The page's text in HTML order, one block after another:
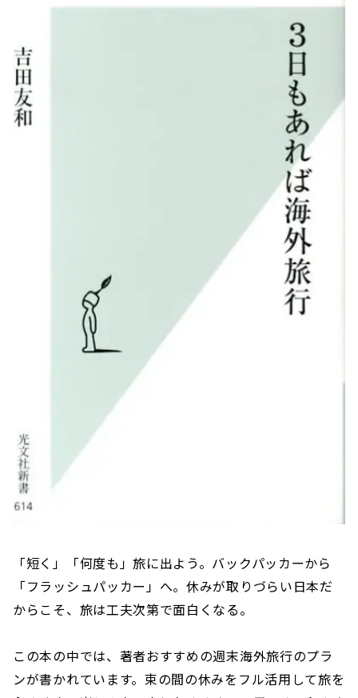
「短く」「何度も」旅に出よう。バックパッカーから
「フラッシュパッカー」へ。休みが取りづらい日本だ
からこそ、旅は工夫次第で面白くなる。
この本の中では、著者おすすめの週末海外旅行のプラ
ンが書かれています。束の間の休みをフル活用して旅を